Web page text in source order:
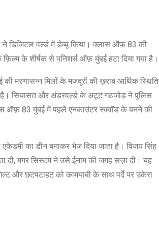
डिजिटल वर्ल्ड में डेब्यू किया। क्लास ऑफ़ 83 की
के शीर्षक से पनिशर्स ऑफ़ मुंबई हटा दिया गया है।
मरणासन्न मिलों के मजदूरों की ख़राब आर्थिक स्थिति
है। सियासत और अंडरवर्ल्ड के अटूट गठजोड़ ने पुलिस
ऑफ़ 83 मुंबई में पहले एनकाउंटर स्क्वॉड के बनने की
का डीन बनाकर भेज दिया जाता है। विजय सिंह
दी, मगर सिस्टम ने उसे ईनाम की जगह सज़ा दी। यह
और छटपटाहट को कामयाबी के साथ पर्दे पर उकेरा